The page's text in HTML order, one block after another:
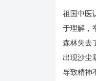
祖国中医
于理解，
森林失去
出现沙尘
导致精神